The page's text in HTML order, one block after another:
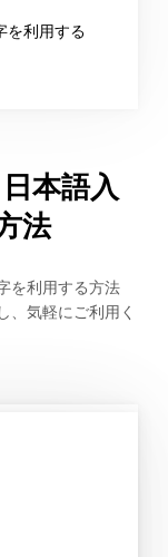
を利用する
本語入
法
を利用する方法
、気軽にご利用く